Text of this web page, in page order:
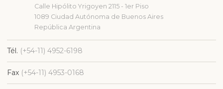
Calle Hipólito Yrigoyen 2115 - 1er Piso
1089 Ciudad Autónoma de Buenos Aires
República Argentina
Tél. (+54-11) 4952-6198
Fax (+54-11) 4953-0168